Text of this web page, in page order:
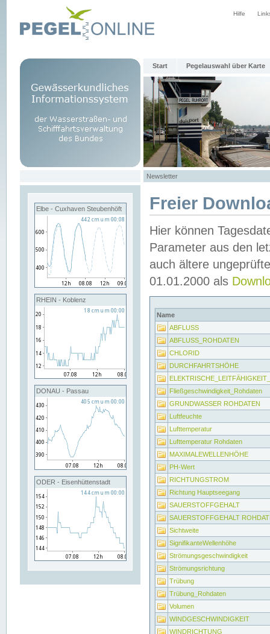
Hilfe
Start Pegelauswahl über Karte
Newsletter
Elbe - Cuxhaven Steubenhöft
RHEIN - Koblenz
DONAU - Passau
ODER - Eisenhüttenstadt
Freier
Hier können
Parameter aus den
auch ältere
01.01.2000 als
Name
ABFLUSS
ABFLUSS_ROHDATEN
CHLORID
DURCHFAHRTSHÖHE
Fließgeschwindigkeit_Rohdaten
GRUNDWASSER ROHDATEN
Luftfeuchte
Lufttemperatur
Lufttemperatur Rohdaten
MAXIMALEWELLENHÖHE
PH-Wert
RICHTUNGSTROM
Richtung Hauptseegang
SAUERSTOFFGEHALT
SAUERSTOFFGEHALT
Sichtweite
SignifikanteWellenhöhe
Strömungsgeschwindigkeit
Strömungsrichtung
Trübung
Trübung_Rohdaten
Volumen
WINDGESCHWINDIGKEIT
WINDRICHTUNG